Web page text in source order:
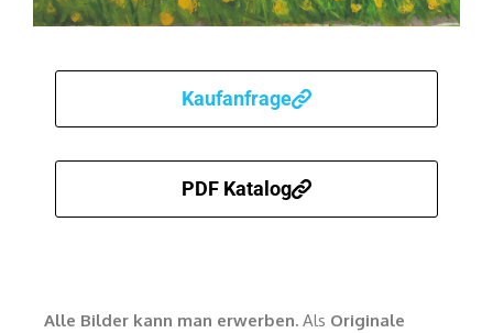
Kaufanfrage
PDF Katalog
Alle Bilder kann man erwerben. Als Originale